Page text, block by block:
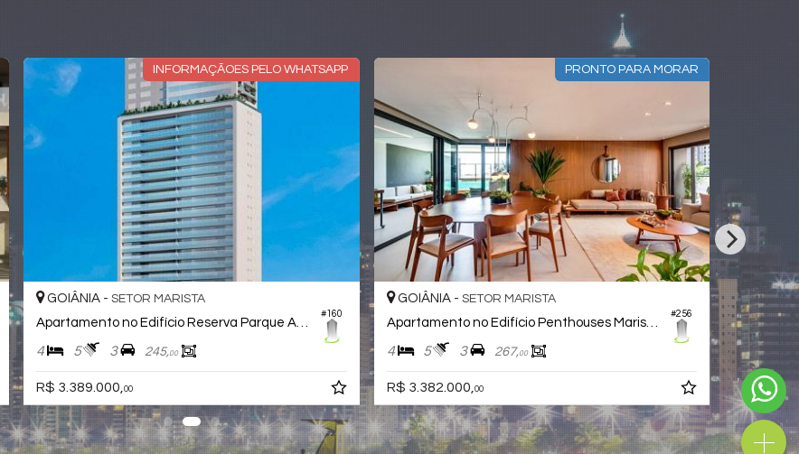
#583
GOIÂNIA -SETOR MARISTA
Apartamento no Edifício Casa Conceito Marista
4 4 3 274, 00
R$ 3.667.000,
PRE LANÇAMENTO
#483
GOIÂNIA -SETOR MARISTA
Apartamento no Edifício Ryad
4 5 3 218, 00
a partir deR$ 3.163.500,